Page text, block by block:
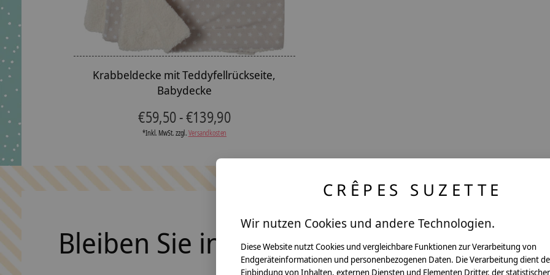
Krabbeldecke mit Teddyfellrückseite,
Babydecke
€59,50 - €139,90
*Inkl. MwSt. zzgl.Versandkosten
Bleiben Sie in Kontakt
CRÊPES SUZETTE
Wir nutzen Cookies und andere Technologien.
Diese Website nutzt Cookies und vergleichbare Funktionen zur Verarbeitung von
Endgeräteinformationen und personenbezogenen Daten. Die Verarbeitung dient
Einbindung von Inhalten, externen Diensten und Elementen Dritter, der